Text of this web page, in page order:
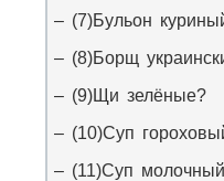
– (7)Бульон
– (8)Борщ
– (9)Щи зелёные?
– (10)Суп
– (11)Суп